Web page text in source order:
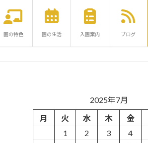
園の特色 園の生活 入園案内 ブログ
2025年7月
月
火 水 木 金
1
2 3 4